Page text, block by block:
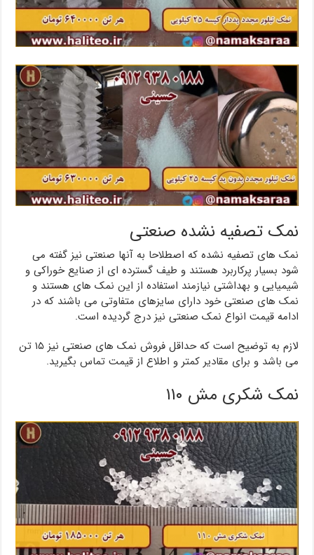
نمک تصفیه نشده صنعتی
نمک های تصفیه نشده که اصطلاحا به آنها صنعتی نیز گفته می
شود بسیار پرکاربرد هستند و طیف گسترده ای از صنایع خوراکی و
شیمیایی و بهداشتی نیازمند استفاده از این نمک های هستند و
نمک های صنعتی خود دارای سایزهای متفاوتی می باشند که در
ادامه قیمت انواع نمک صنعتی نیز درج گردیده است.
لازم به توضیح است که حداقل فروش نمک های صنعتی نیز ۱۵ تن
می باشد و برای مقادیر کمتر و اطلاع از قیمت تماس بگیرید.
نمک شکری مش ۱۱۰